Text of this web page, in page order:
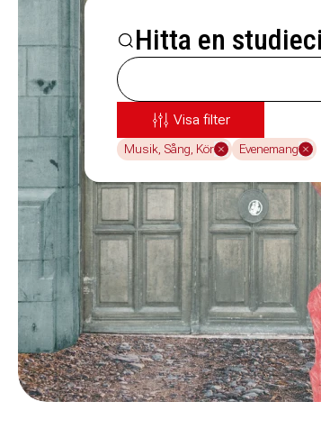
Hitta en
Visa filter
Musik, Sång, Kör Evenemang